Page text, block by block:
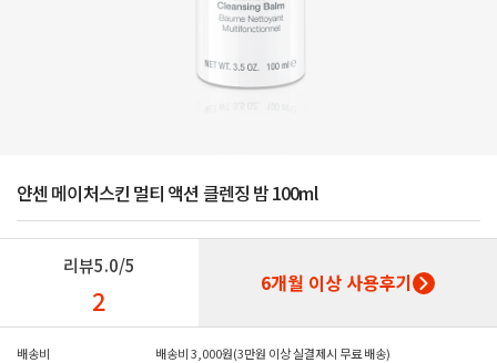
얀센 메이처스킨 멀티 액션 클렌징 밤 100ml
리뷰5.0/5
2 6개월 이상 사용후기
배송비
배송비 3,000원(3만원 이상 실결제시 무료 배송)